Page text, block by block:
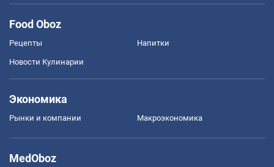
Food Oboz
Рецепты Напитки
Новости Кулинарии
Экономика
Рынки и компании Mакроэкономика
MedOboz